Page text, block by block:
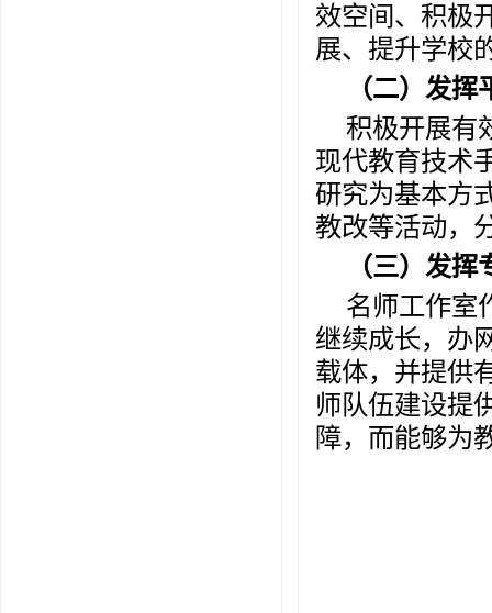
效空间、积极
展、提升学校
（二）发
积极开展有
现代教育技术
研究为基本方
教改等活动，
（三）发
名师工作室
继续成长，办
载体，并提供
师队伍建设提
障，而能够为